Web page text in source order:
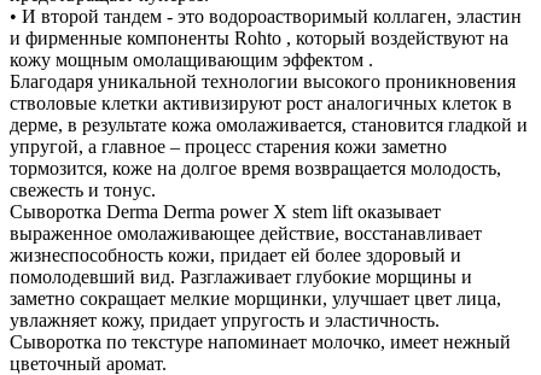
• И второй тандем - это водороастворимый коллаген, эластин
и фирменные компоненты Rohto , который воздействуют на
кожу мощным омолащивающим эффектом .
Благодаря уникальной технологии высокого проникновения
стволовые клетки активизируют рост аналогичных клеток в
дерме, в результате кожа омолаживается, становится гладкой и
упругой, а главное – процесс старения кожи заметно
тормозится, коже на долгое время возвращается молодость,
свежесть и тонус.
Сыворотка Derma Derma power X stem lift оказывает
выраженное омолаживающее действие, восстанавливает
жизнеспособность кожи, придает ей более здоровый и
помолодевший вид. Разглаживает глубокие морщины и
заметно сокращает мелкие морщинки, улучшает цвет лица,
увлажняет кожу, придает упругость и эластичность.
Сыворотка по текстуре напоминает молочко, имеет нежный
цветочный аромат.